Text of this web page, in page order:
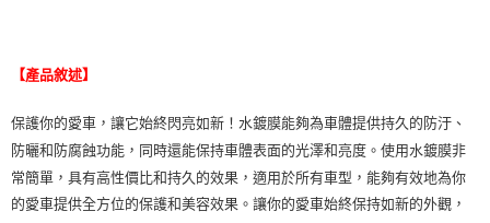
【產品敘述】
保護你的愛車，讓它始終閃亮如新！水鍍膜能夠為車體提供持久的防汙、
防曬和防腐蝕功能，同時還能保持車體表面的光澤和亮度。使用水鍍膜非
常簡單，具有高性價比和持久的效果，適用於所有車型，能夠有效地為你
的愛車提供全方位的保護和美容效果。讓你的愛車始終保持如新的外觀，